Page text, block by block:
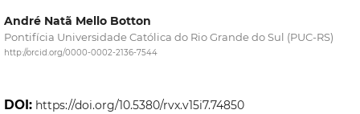
André Natã Mello Botton
Pontifícia Universidade Católica do Rio Grande do Sul (PUC-RS)
http://orcid.org/0000-0002-2136-7544
DOI: https://doi.org/10.5380/rvx.v15i7.74850